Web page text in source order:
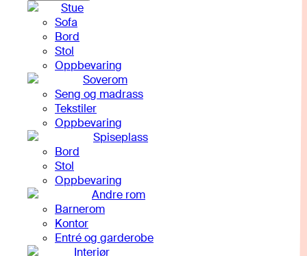
Stue
Sofa
Bord
Stol
Oppbevaring
Soverom
Seng og madrass
Tekstiler
Oppbevaring
Spiseplass
Bord
Stol
Oppbevaring
Andre rom
Barnerom
Kontor
Entré og garderobe
Interiør